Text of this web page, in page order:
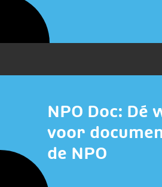
NPO Doc: Dé
voor
de NPO